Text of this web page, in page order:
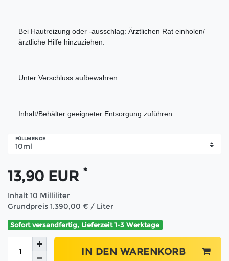
Bei Hautreizung oder -ausschlag: Ärztlichen Rat einholen/
ärztliche Hilfe hinzuziehen.
Unter Verschluss aufbewahren.
Inhalt/Behälter geeigneter Entsorgung zuführen.
FÜLLMENGE
13,90 EUR *
Inhalt 10 Milliliter
Grundpreis 1.390,00 € / Liter
Sofort versandfertig, Lieferzeit 1-3 Werktage
IN DEN WARENKORB